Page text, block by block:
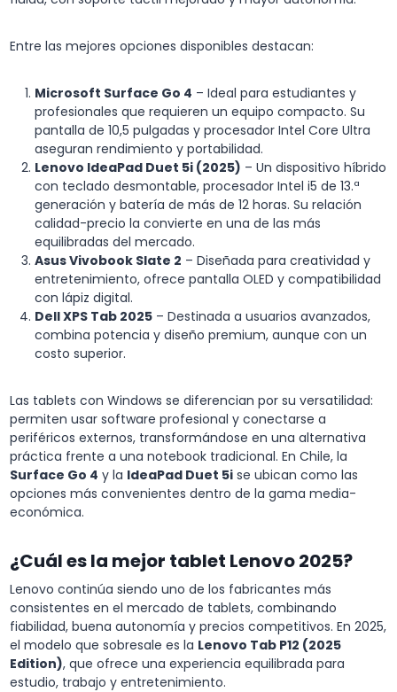
Entre las mejores opciones disponibles destacan:
Microsoft Surface Go 4 – Ideal para estudiantes y
profesionales que requieren un equipo compacto. Su
pantalla de 10,5 pulgadas y procesador Intel Core Ultra
aseguran rendimiento y portabilidad.
Lenovo IdeaPad Duet 5i (2025) – Un dispositivo híbrido
con teclado desmontable, procesador Intel i5 de 13.ª
generación y batería de más de 12 horas. Su relación
calidad-precio la convierte en una de las más
equilibradas del mercado.
Asus Vivobook Slate 2 – Diseñada para creatividad y
entretenimiento, ofrece pantalla OLED y compatibilidad
con lápiz digital.
Dell XPS Tab 2025 – Destinada a usuarios avanzados,
combina potencia y diseño premium, aunque con un
costo superior.
Las tablets con Windows se diferencian por su versatilidad:
permiten usar software profesional y conectarse a
periféricos externos, transformándose en una alternativa
práctica frente a una notebook tradicional. En Chile, la
Surface Go 4 y la IdeaPad Duet 5i se ubican como las
opciones más convenientes dentro de la gama media-
económica.
¿Cuál es la mejor tablet Lenovo 2025?
Lenovo continúa siendo uno de los fabricantes más
consistentes en el mercado de tablets, combinando
fiabilidad, buena autonomía y precios competitivos. En 2025,
el modelo que sobresale es la Lenovo Tab P12 (2025
Edition), que ofrece una experiencia equilibrada para
estudio, trabajo y entretenimiento.